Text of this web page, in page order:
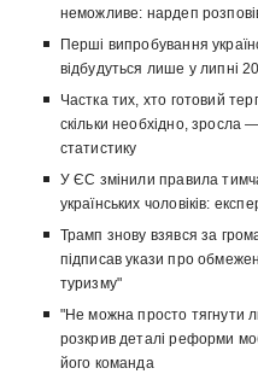
неможливе: нардеп
Перші випробування
відбудуться лише у липні
Частка тих, хто готовий
скільки необхідно, зросла
статистику
У ЄС змінили правила
українських чоловіків:
Трамп знову взявся за
підписав укази про
туризму"
"Не можна просто тягнути
розкрив деталі реформи
його команда